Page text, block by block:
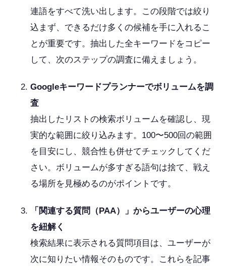
連語をすべて洗い出します。この段階では絞り
込まず、できるだけ多くの候補を手に入れるこ
とが重要です。抽出した全キーワードをコピー
して、次のステップの調査に備えましょう。
Googleキーワードプランナーでボリュームを調
査
抽出したリストの検索ボリュームを確認し、現
実的な範囲に絞り込みます。100〜500回の範囲
を目安にし、競合性も併せてチェックしてくだ
さい。ボリュームが多すぎる語句は捨て、戦え
る場所を見極めるのがポイントです。
「関連する質問（PAA）」からユーザーの心理
を紐解く
検索結果に表示される質問項目は、ユーザーが
次に知りたい情報そのものです。これらを記事